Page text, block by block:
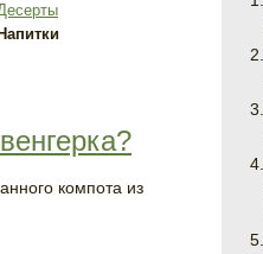
Напитки
компота из